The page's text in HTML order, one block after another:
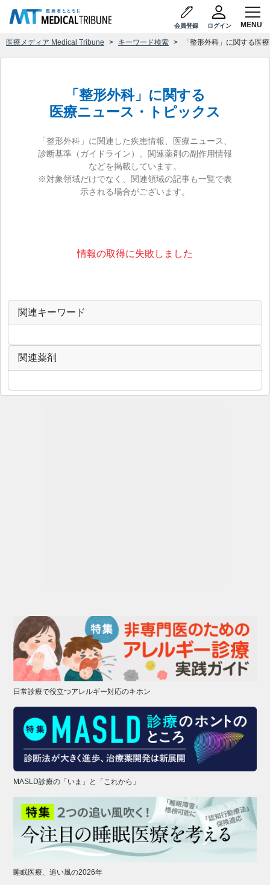
会員登録 ログイン
医療メディア Medical Tribune キーワード検索 「整形外科」に関する医
「整形外科」に関する
医療ニュース・トピックス
「整形外科」に関連した疾患情報、医療ニュース、
診断基準（ガイドライン）、関連薬剤の副作用情報
などを掲載しています。
※対象領域だけでなく、関連領域の記事も一覧で表
示される場合がございます。
情報の取得に失敗しました
関連キーワード
関連薬剤
日常診療で役立つアレルギー対応のキホン
MASLD診療の「いま」と「これから」
睡眠医療、追い風の2026年